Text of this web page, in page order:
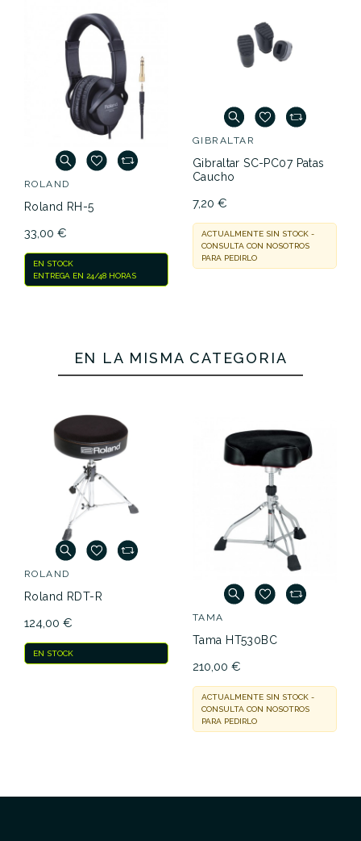
ROLAND
Roland RH-5
33,00 €
EN STOCK
ENTREGA EN 24/48 HORAS
GIBRALTAR
Gibraltar SC-PC07 Patas
Caucho
7,20 €
ACTUALMENTE SIN STOCK -
CONSULTA CON NOSOTROS
PARA PEDIRLO
EN LA MISMA CATEGORÍA
ROLAND
Roland RDT-R
124,00 €
EN STOCK
TAMA
Tama HT530BC
210,00 €
ACTUALMENTE SIN STOCK -
CONSULTA CON NOSOTROS
PARA PEDIRLO